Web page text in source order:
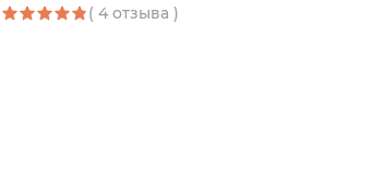
( 4 отзыва )